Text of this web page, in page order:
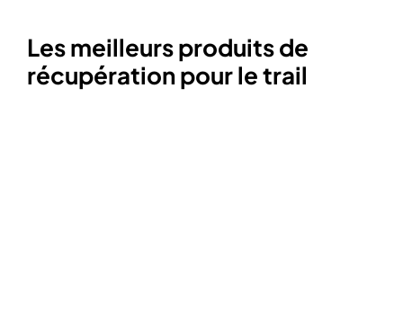
Les meilleurs produits de
récupération pour le trail